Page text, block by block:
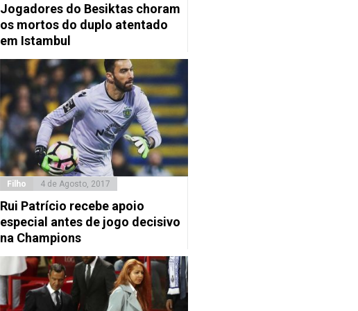
Jogadores do Besiktas choram
os mortos do duplo atentado
em Istambul
Filho 4 de Agosto, 2017
Rui Patrício recebe apoio
especial antes de jogo decisivo
na Champions